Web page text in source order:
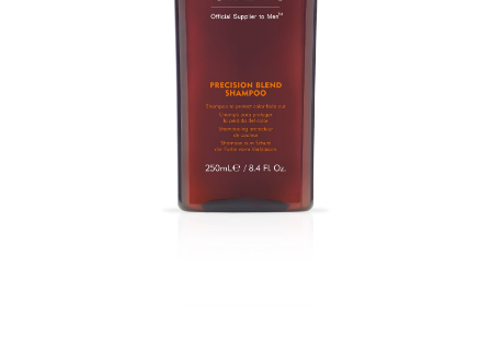
Професионално оборудване
Специални предложения